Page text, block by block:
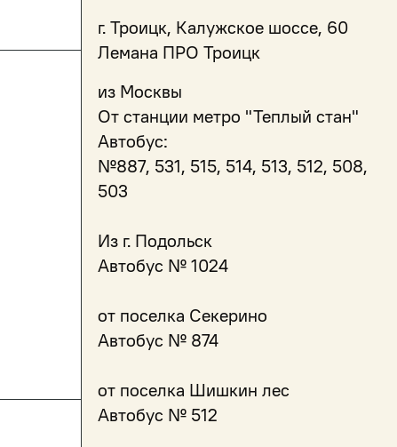
г. Троицк, Калужское шоссе, 60
Лемана ПРО Троицк
из Москвы
От станции метро "Теплый стан"
Автобус:
№887, 531, 515, 514, 513, 512, 508,
503
Из г. Подольск
Автобус № 1024
от поселка Секерино
Автобус № 874
от поселка Шишкин лес
Автобус № 512